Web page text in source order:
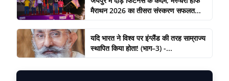
मैराथन 2026 का तीसरा संस्करण सफलत...
यदि भारत ने विश्व पर इंग्लैंड की तरह साम्राज्य
स्थापित किया होता! (भाग–3) -...